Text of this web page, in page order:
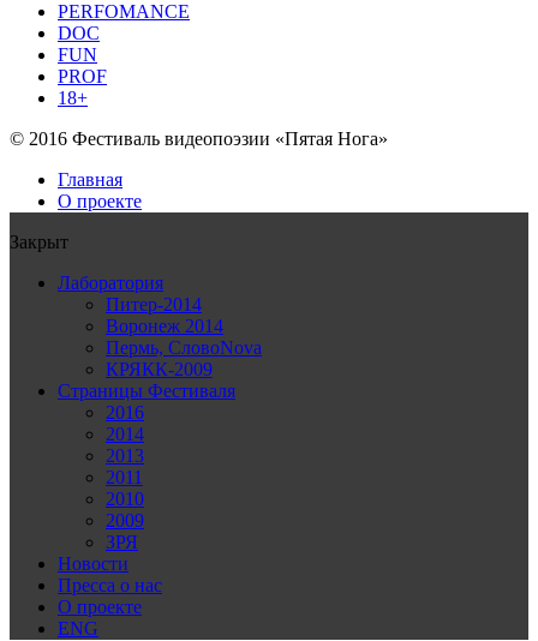
PERFOMANCE
DOC
FUN
PROF
18+
© 2016 Фестиваль видеопоэзии «Пятая Нога»
Главная
О проекте
Закрыт
Лаборатория
Питер-2014
Воронеж 2014
Пермь, СловоNova
КРЯКК-2009
Страницы Фестиваля
2016
2014
2013
2011
2010
2009
ЗРЯ
Новости
Пресса о нас
О проекте
ENG